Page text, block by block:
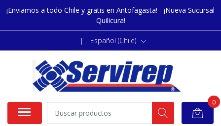
¡Enviamos a todo Chile y gratis en Antofagasta! - ¡Nueva Sucursal
Quilicura!
| Español (Chile)
0